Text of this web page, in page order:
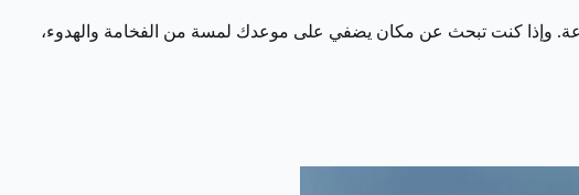
وإذا كنت تبحث عن مكان يضفي على موعدك لمسة من الفخامة والهدوء،